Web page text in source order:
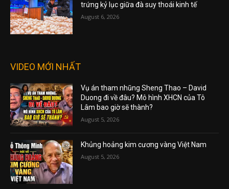
trứng kỷ lục giữa đà suy thoái kinh tế
August 6, 2026
VIDEO MỚI NHẤT
Vụ án tham nhũng Sheng Thao – David
Duong đi về đâu? Mô hình XHCN của Tô
Lâm bao giờ sẽ thành?
August 5, 2026
Khủng hoảng kim cương vàng Việt Nam
August 5, 2026